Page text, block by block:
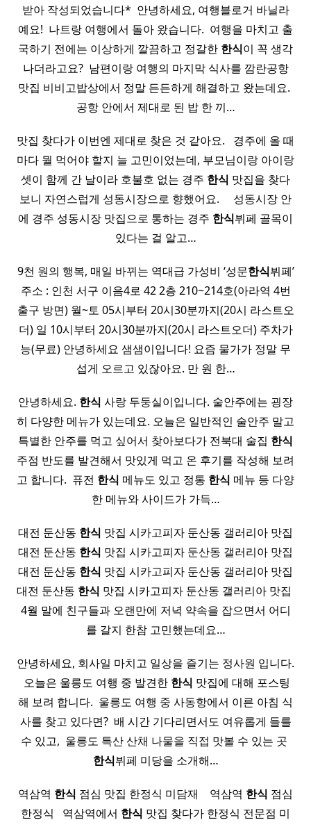
받아 작성되었습니다* ​ 안녕하세요, 여행블로거 바닐라
예요! ​ 나트랑 여행에서 돌아 왔습니다. ​ 여행을 마치고 출
국하기 전에는 이상하게 깔끔하고 정갈한 한식이 꼭 생각
나더라고요? ​ 남편이랑 여행의 마지막 식사를 깜란공항
맛집 비비고밥상에서 정말 든든하게 해결하고 왔는데요. ​
공항 안에서 제대로 된 밥 한 끼…
맛집 찾다가 이번엔 제대로 찾은 것 같아요. ​ ​ 경주에 올 때
마다 뭘 먹어야 할지 늘 고민이었는데, 부모님이랑 아이랑
셋이 함께 간 날이라 호불호 없는 경주 한식 맛집을 찾다
보니 자연스럽게 성동시장으로 향했어요. ​ ​ ​ ​ 성동시장 안
에 경주 성동시장 맛집으로 통하는 경주 한식뷔페 골목이
있다는 걸 알고…
9천 원의 행복, 매일 바뀌는 역대급 가성비 ‘성문한식뷔페’
주소 : 인천 서구 이음4로 42 2층 210~214호(아라역 4번
출구 방면) 월~토 05시부터 20시30분까지(20시 라스트오
더) 일 10시부터 20시30분까지(20시 라스트오더) 주차가
능(무료) 안녕하세요 샘샘이입니다! 요즘 물가가 정말 무
섭게 오르고 있잖아요. 만 원 한…
안녕하세요. 한식 사랑 두둥실이입니다. 술안주에는 굉장
히 다양한 메뉴가 있는데요. 오늘은 일반적인 술안주 말고
특별한 안주를 먹고 싶어서 찾아보다가 전북대 술집 한식
주점 반도를 발견해서 맛있게 먹고 온 후기를 작성해 보려
고 합니다. ​ 퓨전 한식 메뉴도 있고 정통 한식 메뉴 등 다양
한 메뉴와 사이드가 가득…
대전 둔산동 한식 맛집 시카고피자 둔산동 갤러리아 맛집
대전 둔산동 한식 맛집 시카고피자 둔산동 갤러리아 맛집
대전 둔산동 한식 맛집 시카고피자 둔산동 갤러리아 맛집
대전 둔산동 한식 맛집 시카고피자 둔산동 갤러리아 맛집 ​
4월 말에 친구들과 오랜만에 저녁 약속을 잡으면서 어디
를 갈지 한참 고민했는데요…
안녕하세요, 회사일 마치고 일상을 즐기는 정사원 입니다.
​ 오늘은 울릉도 여행 중 발견한 한식 맛집에 대해 포스팅
해 보려 합니다. ​ 울릉도 여행 중 사동항에서 이른 아침 식
사를 찾고 있다면? ​ 배 시간 기다리면서도 여유롭게 들를
수 있고, ​ 울릉도 특산 산채 나물을 직접 맛볼 수 있는 곳 ​
한식뷔페 미당을 소개해…
역삼역 한식 점심 맛집 한정식 미담재 ​ ​ ​ 역삼역 한식 점심
한정식 ​ ​ 역삼역에서 한식 맛집 찾다가 한정식 전문점 미